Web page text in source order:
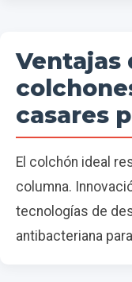
Ventajas
casares
El colchón ideal
columna.
tecnologías de
antibacteriana